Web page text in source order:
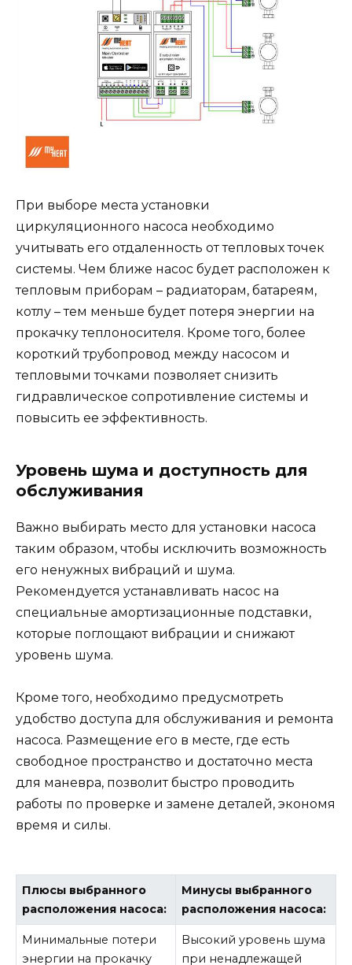
При выборе места установки
циркуляционного насоса необходимо
учитывать его отдаленность от тепловых точек
системы. Чем ближе насос будет расположен к
тепловым приборам – радиаторам, батареям,
котлу – тем меньше будет потеря энергии на
прокачку теплоносителя. Кроме того, более
короткий трубопровод между насосом и
тепловыми точками позволяет снизить
гидравлическое сопротивление системы и
повысить ее эффективность.
Уровень шума и доступность для
обслуживания
Важно выбирать место для установки насоса
таким образом, чтобы исключить возможность
его ненужных вибраций и шума.
Рекомендуется устанавливать насос на
специальные амортизационные подставки,
которые поглощают вибрации и снижают
уровень шума.
Кроме того, необходимо предусмотреть
удобство доступа для обслуживания и ремонта
насоса. Размещение его в месте, где есть
свободное пространство и достаточно места
для маневра, позволит быстро проводить
работы по проверке и замене деталей, экономя
время и силы.
Плюсы выбранного
расположения насоса:
Минусы выбранного
расположения насоса:
Минимальные потери
энергии на прокачку
Высокий уровень шума
при ненадлежащей